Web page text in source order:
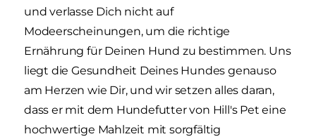
und verlasse Dich nicht auf
Modeerscheinungen, um die richtige
Ernährung für Deinen Hund zu bestimmen. Uns
liegt die Gesundheit Deines Hundes genauso
am Herzen wie Dir, und wir setzen alles daran,
dass er mit dem Hundefutter von Hill's Pet eine
hochwertige Mahlzeit mit sorgfältig